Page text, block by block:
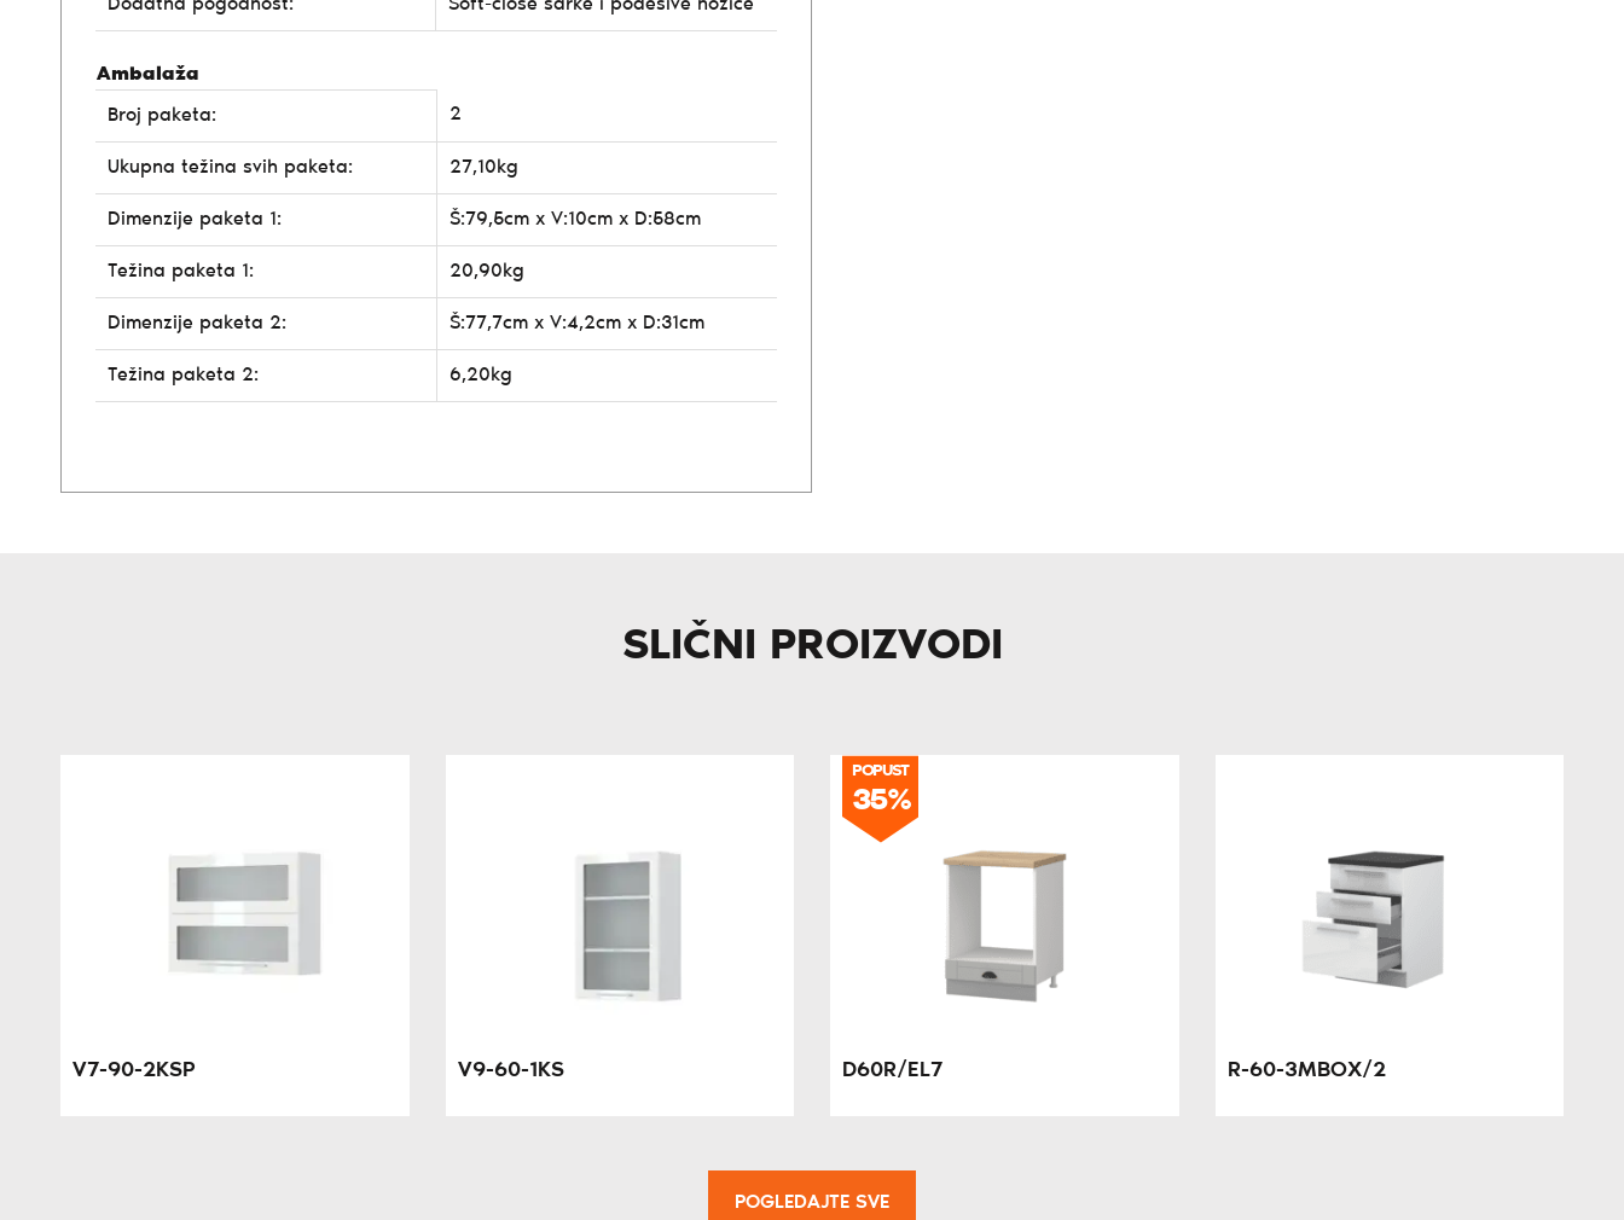
Dodatna pogodnost: Soft-close šarke i podesive nožice
Ambalaža
Broj paketa:
2
Ukupna težina svih paketa: 27,10kg
Dimenzije paketa 1: Š:79,5cm x V:10cm x D:58cm
Težina paketa 1: 20,90kg
Dimenzije paketa 2: Š:77,7cm x V:4,2cm x D:31cm
Težina paketa 2: 6,20kg
SLIČNI PROIZVODI
V7-90-2KSP V9-60-1KS
POPUST
35%
D60R/EL7 R-60-3MBOX/2
POGLEDAJTE SVE